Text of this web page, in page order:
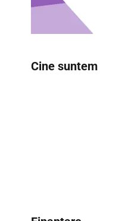
Cine suntem